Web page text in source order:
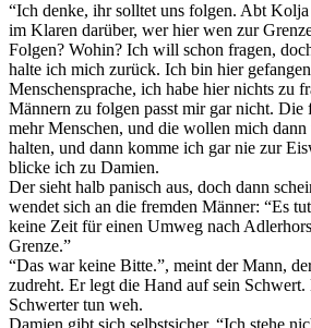
“Ich denke, ihr solltet uns folgen. Abt
im Klaren darüber, wer hier wen zur
Folgen? Wohin? Ich will schon fragen,
halte ich mich zurück. Ich bin hier
Menschensprache, ich habe hier nichts zu
Männern zu folgen passt mir gar nicht. Die
mehr Menschen, und die wollen mich
halten, und dann komme ich gar nie zur
blicke ich zu Damien.
Der sieht halb panisch aus, doch dann
wendet sich an die fremden Männer: “Es
keine Zeit für einen Umweg nach
Grenze.”
“Das war keine Bitte.”, meint der Mann,
zudreht. Er legt die Hand auf sein
Schwerter tun weh.
Damien gibt sich selbstsicher. “Ich stehe